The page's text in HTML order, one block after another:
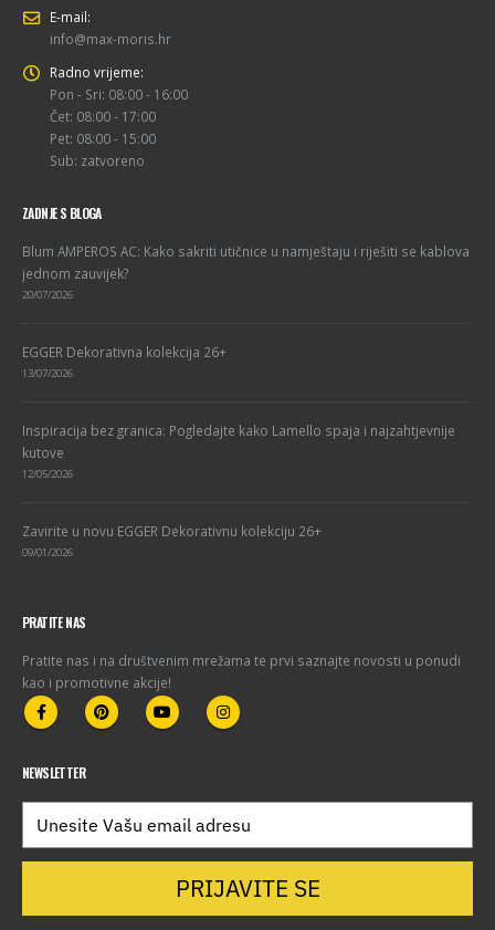
E-mail:
info@max-moris.hr
Radno vrijeme:
Pon - Sri: 08:00 - 16:00
Čet: 08:00 - 17:00
Pet: 08:00 - 15:00
Sub: zatvoreno
ZADNJE S BLOGA
Blum AMPEROS AC: Kako sakriti utičnice u namještaju i riješiti se kablova
jednom zauvijek?
20/07/2026
EGGER Dekorativna kolekcija 26+
13/07/2026
Inspiracija bez granica: Pogledajte kako Lamello spaja i najzahtjevnije
kutove
12/05/2026
Zavirite u novu EGGER Dekorativnu kolekciju 26+
09/01/2026
PRATITE NAS
Pratite nas i na društvenim mrežama te prvi saznajte novosti u ponudi
kao i promotivne akcije!
NEWSLETTER
PRIJAVITE SE